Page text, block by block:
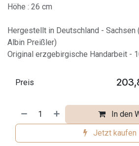
Höhe : 26 cm
Hergestellt in Deutschland - Sachsen
Albin Preißler)
Original erzgebirgische Handarbeit -
In den
Jetzt kaufen
Preis